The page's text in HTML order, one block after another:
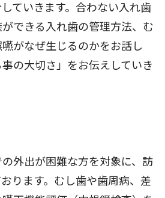
ていきます。合わない入れ歯
できる入れ歯の管理方法、む
がなぜ生じるのかをお話し
の大切さ」をお伝えしていき
外出が困難な方を対象に、訪
ります。むし歯や歯周病、差